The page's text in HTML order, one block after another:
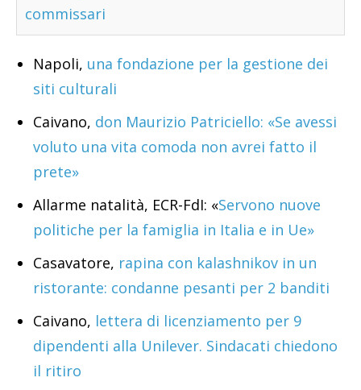
commissari
Napoli, una fondazione per la gestione dei
siti culturali
Caivano, don Maurizio Patriciello: «Se avessi
voluto una vita comoda non avrei fatto il
prete»
Allarme natalità, ECR-FdI: «Servono nuove
politiche per la famiglia in Italia e in Ue»
Casavatore, rapina con kalashnikov in un
ristorante: condanne pesanti per 2 banditi
Caivano, lettera di licenziamento per 9
dipendenti alla Unilever. Sindacati chiedono
il ritiro